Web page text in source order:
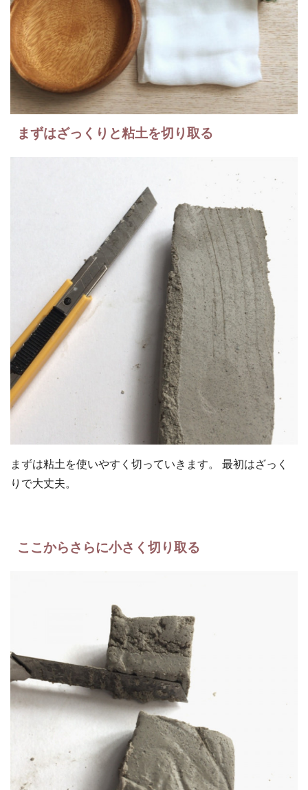
まずはざっくりと粘土を切り取る
まずは粘土を使いやすく切っていきます。 最初はざっく
りで大丈夫。
ここからさらに小さく切り取る